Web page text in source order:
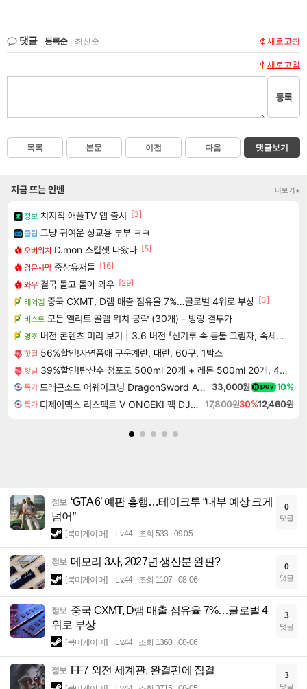
댓글 등록순 최신순 새로고침
새로고침
등록
목록 본문 이전 다음 댓글보기
지금 뜨는 인벤 더보기+
정보 치지직 애플TV 앱 출시 [3]
클립 그냥 귀여운 상교용 부부 ㅋㅋ
오버워치 D.mon 스킬셋 나왔다 [5]
검은사막 중상유저들 [16]
와우 결국 돌고 돌아 와우 [29]
해외겜 중국 CXMT, D램 매출 점유율 7%…글로벌 4위로 부상 [3]
비스트 모든 엘리트 골렘 위치 공략 (30개) - 방랑 결투가
명조 버전 콘텐츠 미리 보기 | 3.6 버전 「신기루 속 등불 그림자, 속세에 깃든 검의 결심」이 8월 20일에 업데이트됩니다!
핫딜 56%할인!자연품애 구운계란, 대란, 60구, 1박스
핫딜 39%할인!탄산수 청포도 500ml 20개 + 레몬 500ml 20개, 40개
특가 드래곤소드 어웨이크닝 DragonSword Awakening 33,000원 10%
특가 디제이맥스 리스펙트 V ONGEKI 팩 DJMAX RESPECT V ONGEKI Pack DLC 17,800원30%12,460원
정보 ‘GTA 6’ 예판 흥행…테이크투 “내부 예상 크게
넘어”
[북미게이머] Lv.44 조회 533 09:05
0
댓글
정보 메모리 3사, 2027년 생산분 완판?
[북미게이머] Lv.44 조회 1107 08-06
0
댓글
정보 중국 CXMT, D램 매출 점유율 7%…글로벌 4
위로 부상
[북미게이머] Lv.44 조회 1360 08-06
3
댓글
정보 FF7 외전 세계관, 완결편에 집결 3
댓글